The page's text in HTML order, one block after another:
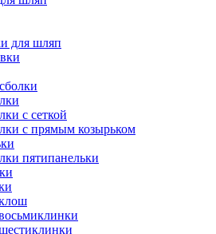
для шляп
с сеткой
с прямым козырьком
пятипанельки